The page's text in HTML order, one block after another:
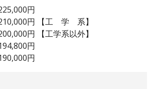
円
円 【工 学 系】
円 【工学系以外】
円
円